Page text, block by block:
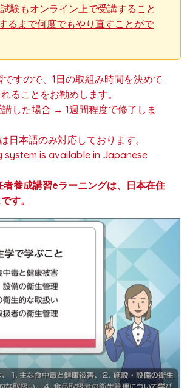
験もオンライン上で受講すること
るまで何度でもやり直すことがで
すので、1日の取組み時間を決めて
ることをお勧めします。
講した場合 → 1週間程度で修了しま
日本語のみ対応しております。
system is available in Japanese
養成講習eラーニングは、日本在住
す。